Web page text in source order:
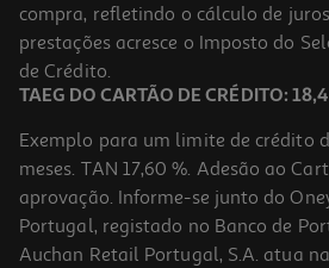
19.93 €/Kg
2,99 €
compra, refletindo o cálculo de
prestações acresce o Imposto do
de Crédito.
TAEG DO CARTÃO DE CRÉDITO:
Exemplo para um limite de crédito
meses. TAN 17,60 %. Adesão ao
aprovação. Informe-se junto do
Portugal, registado no Banco de
Auchan Retail Portugal, S.A. atua